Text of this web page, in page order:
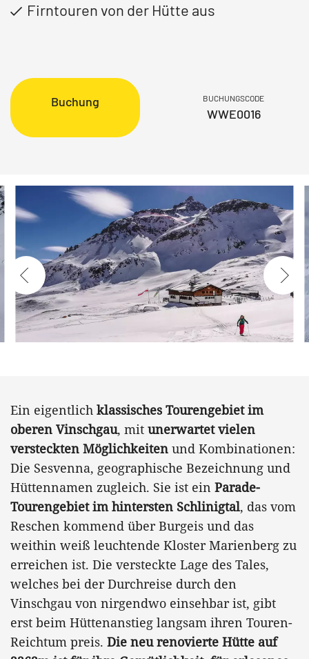
Firntouren von der Hütte aus
Buchung BUCHUNGSCODE
WWE0016
Ein eigentlich klassisches Tourengebiet im
oberen Vinschgau, mit unerwartet vielen
versteckten Möglichkeiten und Kombinationen:
Die Sesvenna, geographische Bezeichnung und
Hüttennamen zugleich. Sie ist ein Parade-
Tourengebiet im hintersten Schlinigtal, das vom
Reschen kommend über Burgeis und das
weithin weiß leuchtende Kloster Marienberg zu
erreichen ist. Die versteckte Lage des Tales,
welches bei der Durchreise durch den
Vinschgau von nirgendwo einsehbar ist, gibt
erst beim Hüttenanstieg langsam ihren Touren-
Reichtum preis. Die neu renovierte Hütte auf